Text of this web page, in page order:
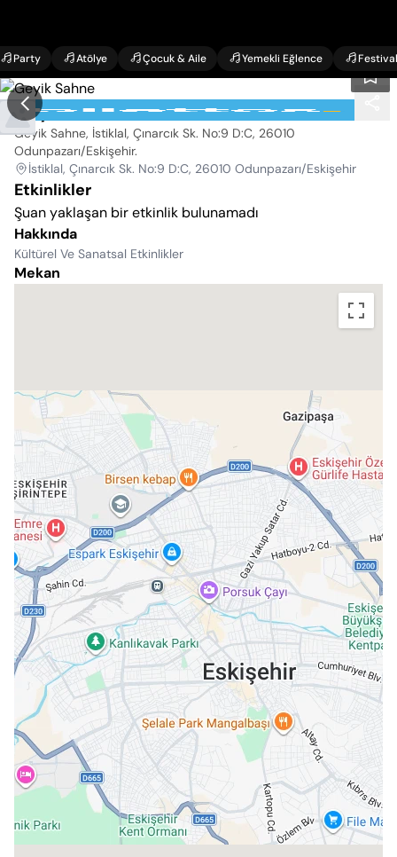
Party Atölye Çocuk & Aile Yemekli Eğlence Festival
Geyik Sahne
Geyik Sahne, İstiklal, Çınarcık Sk. No:9 D:C, 26010
Odunpazarı/Eskişehir.
İstiklal, Çınarcık Sk. No:9 D:C, 26010 Odunpazarı/Eskişehir
Etkinlikler
Şuan yaklaşan bir etkinlik bulunamadı
Hakkında
Kültürel Ve Sanatsal Etkinlikler
Mekan